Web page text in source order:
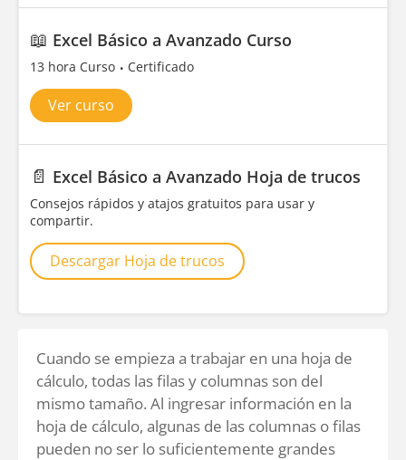
📖 Excel Básico a Avanzado Curso
13 hora Curso Certificado
Ver curso
📄 Excel Básico a Avanzado Hoja de trucos
Consejos rápidos y atajos gratuitos para usar y
compartir.
Descargar Hoja de trucos
Cuando se empieza a trabajar en una hoja de
cálculo, todas las filas y columnas son del
mismo tamaño. Al ingresar información en la
hoja de cálculo, algunas de las columnas o filas
pueden no ser lo suficientemente grandes